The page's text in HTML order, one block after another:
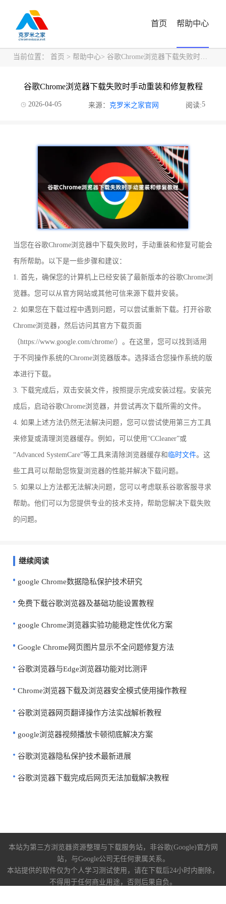
首页 帮助中心
当前位置： 首页 > 帮助中心> 谷歌Chrome浏览器下载失败时手动重装和修复教程
谷歌Chrome浏览器下载失败时手动重装和修复教程
2026-04-05 来源： 克罗米之家官网 阅读:5
当您在谷歌Chrome浏览器中下载失败时，手动重装和修复可能会
有所帮助。以下是一些步骤和建议：
1. 首先，确保您的计算机上已经安装了最新版本的谷歌Chrome浏
览器。您可以从官方网站或其他可信来源下载并安装。
2. 如果您在下载过程中遇到问题，可以尝试重新下载。打开谷歌
Chrome浏览器，然后访问其官方下载页面
（https://www.google.com/chrome/）。在这里，您可以找到适用
于不同操作系统的Chrome浏览器版本。选择适合您操作系统的版
本进行下载。
3. 下载完成后，双击安装文件，按照提示完成安装过程。安装完
成后，启动谷歌Chrome浏览器，并尝试再次下载所需的文件。
4. 如果上述方法仍然无法解决问题，您可以尝试使用第三方工具
来修复或清理浏览器缓存。例如，可以使用“CCleaner”或
“Advanced SystemCare”等工具来清除浏览器缓存和临时文件。这
些工具可以帮助您恢复浏览器的性能并解决下载问题。
5. 如果以上方法都无法解决问题，您可以考虑联系谷歌客服寻求
帮助。他们可以为您提供专业的技术支持，帮助您解决下载失败
的问题。
继续阅读
google Chrome数据隐私保护技术研究
免费下载谷歌浏览器及基础功能设置教程
google Chrome浏览器实验功能稳定性优化方案
Google Chrome网页图片显示不全问题修复方法
谷歌浏览器与Edge浏览器功能对比测评
Chrome浏览器下载及浏览器安全模式使用操作教程
谷歌浏览器网页翻译操作方法实战解析教程
google浏览器视频播放卡顿彻底解决方案
谷歌浏览器隐私保护技术最新进展
谷歌浏览器下载完成后网页无法加载解决教程
本站为第三方浏览器资源整理与下载服务站，非谷歌(Google)官方网
站，与Google公司无任何隶属关系。
本站提供的软件仅为个人学习测试使用，请在下载后24小时内删除，
不得用于任何商业用途，否则后果自负。